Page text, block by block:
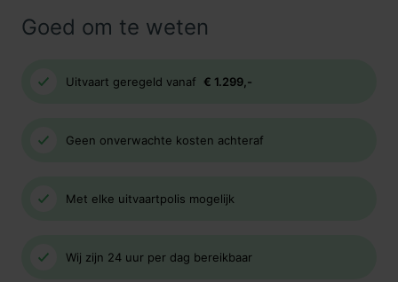
Goed om te weten
Uitvaart geregeld vanaf € 1.299,-
Geen onverwachte kosten achteraf
Met elke uitvaartpolis mogelijk
Wij zijn 24 uur per dag bereikbaar